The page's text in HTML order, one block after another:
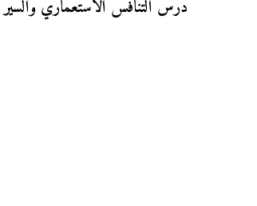
درس التنافس الاستعماري والسير